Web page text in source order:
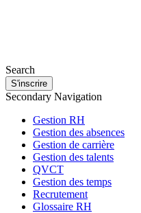
Search
S'inscrire
Secondary Navigation
Gestion RH
Gestion des absences
Gestion de carrière
Gestion des talents
QVCT
Gestion des temps
Recrutement
Glossaire RH